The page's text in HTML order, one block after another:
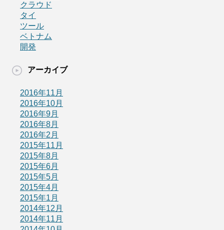
クラウド
タイ
ツール
ベトナム
開発
アーカイブ
2016年11月
2016年10月
2016年9月
2016年8月
2016年2月
2015年11月
2015年8月
2015年6月
2015年5月
2015年4月
2015年1月
2014年12月
2014年11月